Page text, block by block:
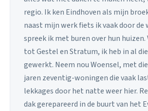
regio. Ik ken Eindhoven als mijn
naast mijn werk fiets ik vaak door de
spreek ik met buren over hun huizen.
tot Gestel en Stratum, ik heb in al
gewerkt. Neem nou Woensel, met
jaren zeventig-woningen die vaak
lekkages door het natte weer hier.
dak gerepareerd in de buurt van het